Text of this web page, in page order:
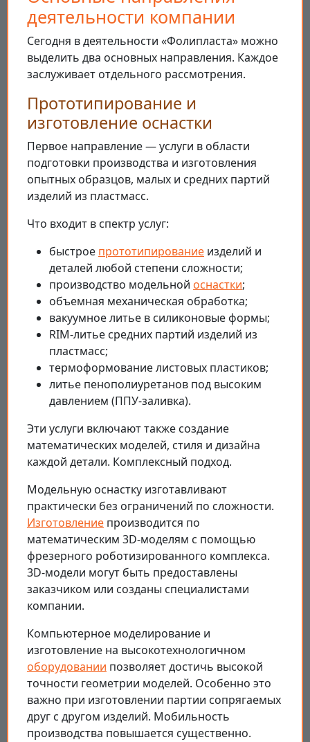
деятельности компании
Сегодня в деятельности «Фолипласта» можно
выделить два основных направления. Каждое
заслуживает отдельного рассмотрения.
Прототипирование и
изготовление оснастки
Первое направление — услуги в области
подготовки производства и изготовления
опытных образцов, малых и средних партий
изделий из пластмасс.
Что входит в спектр услуг:
быстрое прототипирование изделий и
деталей любой степени сложности;
производство модельной оснастки;
объемная механическая обработка;
вакуумное литье в силиконовые формы;
RIM-литье средних партий изделий из
пластмасс;
термоформование листовых пластиков;
литье пенополиуретанов под высоким
давлением (ППУ-заливка).
Эти услуги включают также создание
математических моделей, стиля и дизайна
каждой детали. Комплексный подход.
Модельную оснастку изготавливают
практически без ограничений по сложности.
Изготовление производится по
математическим 3D-моделям с помощью
фрезерного роботизированного комплекса.
3D-модели могут быть предоставлены
заказчиком или созданы специалистами
компании.
Компьютерное моделирование и
изготовление на высокотехнологичном
оборудовании позволяет достичь высокой
точности геометрии моделей. Особенно это
важно при изготовлении партии сопрягаемых
друг с другом изделий. Мобильность
производства повышается существенно.